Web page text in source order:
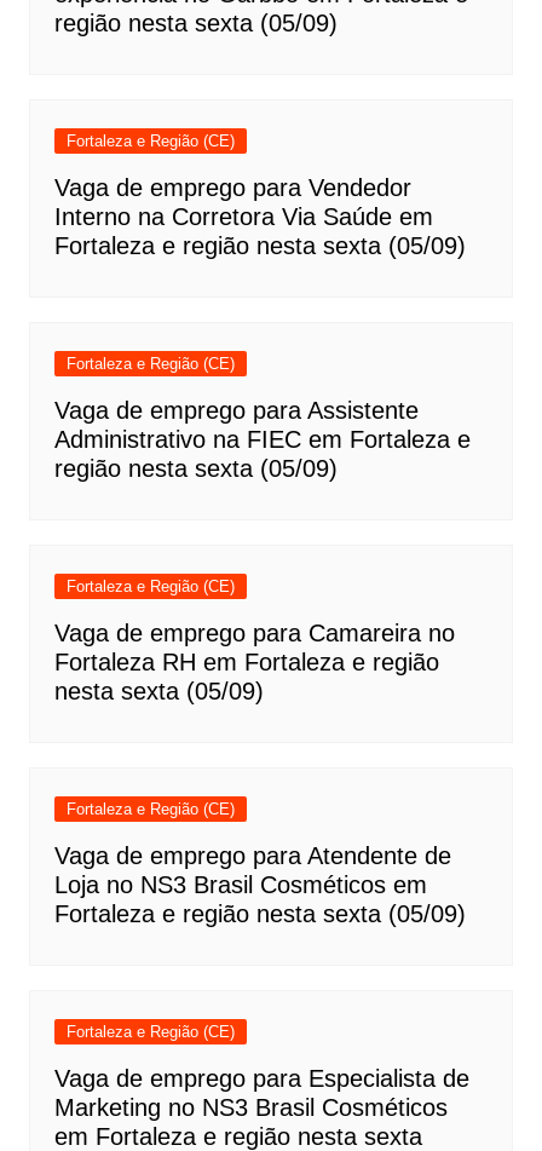
região nesta sexta (05/09)
Fortaleza e Região (CE)
Vaga de emprego para Vendedor
Interno na Corretora Via Saúde em
Fortaleza e região nesta sexta (05/09)
Fortaleza e Região (CE)
Vaga de emprego para Assistente
Administrativo na FIEC em Fortaleza e
região nesta sexta (05/09)
Fortaleza e Região (CE)
Vaga de emprego para Camareira no
Fortaleza RH em Fortaleza e região
nesta sexta (05/09)
Fortaleza e Região (CE)
Vaga de emprego para Atendente de
Loja no NS3 Brasil Cosméticos em
Fortaleza e região nesta sexta (05/09)
Fortaleza e Região (CE)
Vaga de emprego para Especialista de
Marketing no NS3 Brasil Cosméticos
em Fortaleza e região nesta sexta